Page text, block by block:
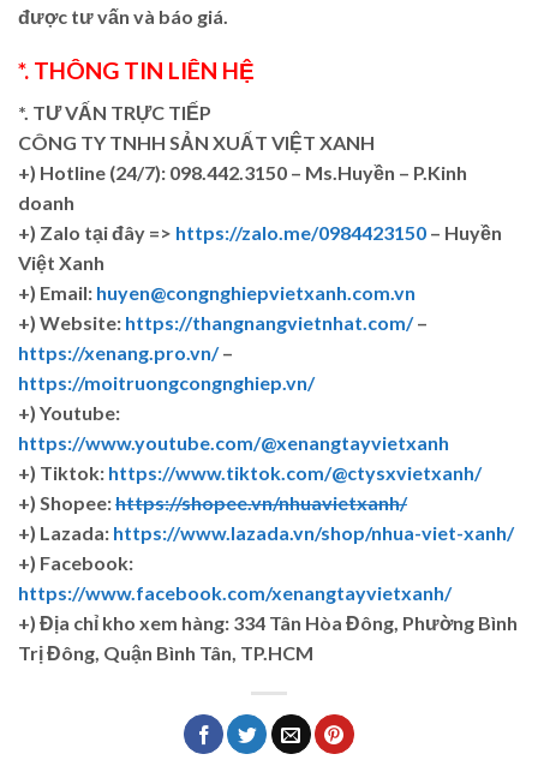
được tư vấn và báo giá.
*. THÔNG TIN LIÊN HỆ
*. TƯ VẤN TRỰC TIẾP
CÔNG TY TNHH SẢN XUẤT VIỆT XANH
+) Hotline (24/7): 098.442.3150 – Ms.Huyền – P.Kinh
doanh
+) Zalo tại đây => https://zalo.me/0984423150 – Huyền
Việt Xanh
+) Email: huyen@congnghiepvietxanh.com.vn
+) Website: https://thangnangvietnhat.com/–
https://xenang.pro.vn/–
https://moitruongcongnghiep.vn/
+) Youtube:
https://www.youtube.com/@xenangtayvietxanh
+) Tiktok: https://www.tiktok.com/@ctysxvietxanh/
+) Shopee:https://shopee.vn/nhuavietxanh/
+) Lazada: https://www.lazada.vn/shop/nhua-viet-xanh/
+) Facebook:
https://www.facebook.com/xenangtayvietxanh/
+) Địa chỉ kho xem hàng: 334 Tân Hòa Đông, Phường Bình
Trị Đông, Quận Bình Tân, TP.HCM